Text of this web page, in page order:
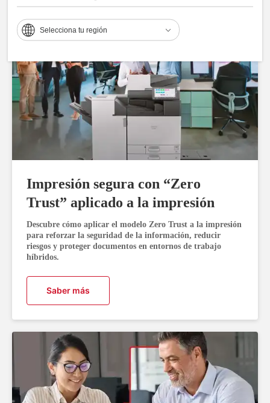
Selecciona tu región
Impresión segura con “Zero
Trust” aplicado a la impresión
Descubre cómo aplicar el modelo Zero Trust a la impresión
para reforzar la seguridad de la información, reducir
riesgos y proteger documentos en entornos de trabajo
híbridos.
Saber más